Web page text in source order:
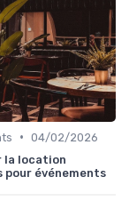
• 04/02/2026
la location
pour événements